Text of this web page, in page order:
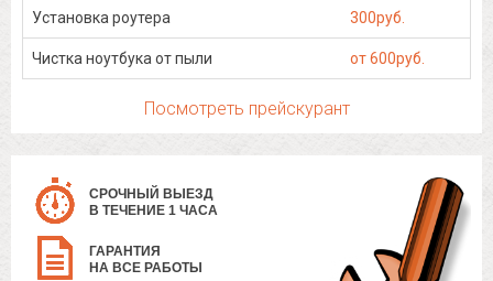
Установка роутера 300руб.
Чистка ноутбука от пыли от 600руб.
Посмотреть прейскурант
СРОЧНЫЙ ВЫЕЗД
В ТЕЧЕНИЕ 1 ЧАСА
ГАРАНТИЯ
НА ВСЕ РАБОТЫ